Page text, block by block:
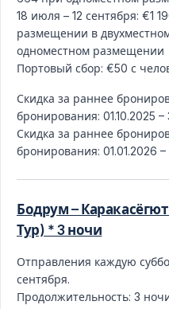
18 июля – 12 сентября: €1
размещении в
одноместном размещении
Портовый сбор: €50 с
Скидка за раннее
бронирования: 01.10.2025 –
Скидка за раннее
бронирования: 01.01.2026
Бодрум –
Тур) * 3 ночи
Отправления каждую
сентября.
Продолжительность: 3